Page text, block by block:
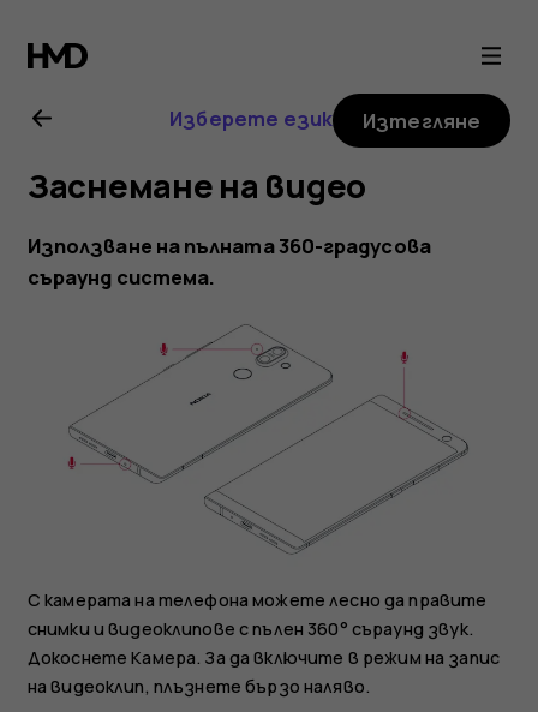
Ръководство
на
потребителя
за
Nokia
Sirocco
Изберете език Изтегляне
Заснемане на видео
Използване на пълната 360-градусова
съраунд система.
С камерата на телефона можете лесно да правите
снимки и видеоклипове с пълен 360° съраунд звук.
ДокоснетеКамера. За да включите в режим на запис
на видеоклип, плъзнете бързо наляво.